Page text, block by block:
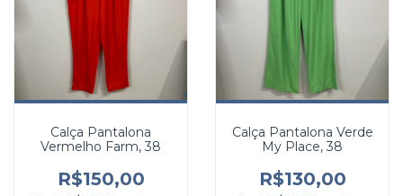
Calça Pantalona
Vermelho Farm, 38
R$150,00
Calça Pantalona Verde
My Place, 38
R$130,00